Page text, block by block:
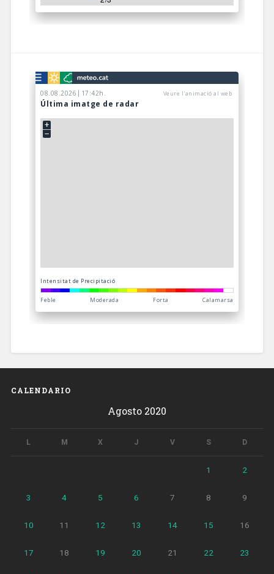
CALENDARIO
Agosto 2020
L M X J V S D
1 2
3 4 5 6 7 8 9
10 11 12 13 14 15 16
17 18 19 20 21 22 23